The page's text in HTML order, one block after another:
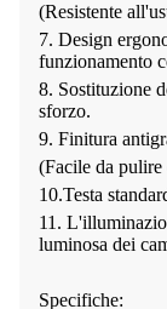
(Resistente
7. Design
funzionamento
8. Sostituzione
sforzo.
9. Finitura
(Facile da pulire
10.Testa
11.
luminosa dei
Specifiche: